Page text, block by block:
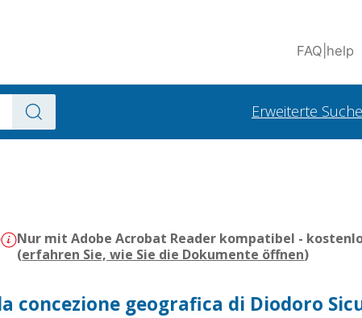
FAQ help
Erweiterte Suche
Nur mit Adobe Acrobat Reader kompatibel -
(erfahren Sie, wie Sie die Dokumente öffnen)
concezione geografica di Diodoro